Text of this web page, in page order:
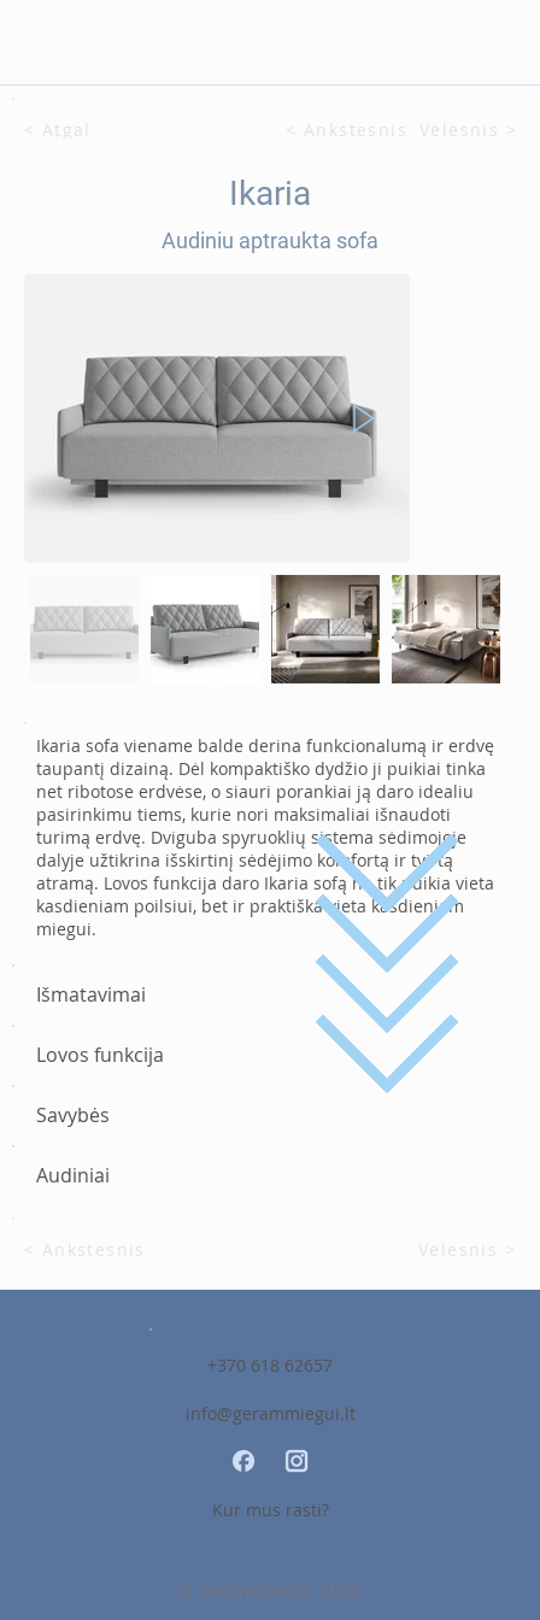
< Atgal < Ankstesnis Vėlesnis >
Ikaria sofa viename balde derina funkcionalumą ir erdvę
taupantį dizainą. Dėl kompaktiško dydžio ji puikiai tinka
net ribotose erdvėse, o siauri porankiai ją daro idealiu
pasirinkimu tiems, kurie nori maksimaliai išnaudoti
turimą erdvę. Dviguba spyruoklių sistema sėdimojoje
dalyje užtikrina išskirtinį sėdėjimo komfortą ir tvirtą
atramą. Lovos funkcija daro Ikaria sofą ne tik puikia vieta
kasdieniam poilsiui, bet ir praktiška vieta kasdieniam
miegui.
Ikaria
Audiniu aptraukta sofa
Audiniai
Lovos funkcija
Savybės
Išmatavimai
< Ankstesnis Vėlesnis >
+370 618 62657
info@gerammiegui.lt
Kur mus rasti?
© GeramMiegui 2026